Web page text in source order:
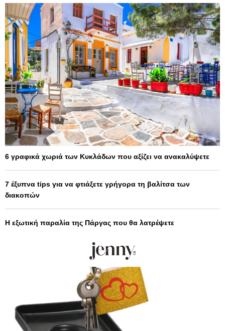
6 γραφικά χωριά των Κυκλάδων που αξίζει να ανακαλύψετε
7 έξυπνα tips για να φτιάξετε γρήγορα τη βαλίτσα των
διακοπών
Η εξωτική παραλία της Πάργας που θα λατρέψετε